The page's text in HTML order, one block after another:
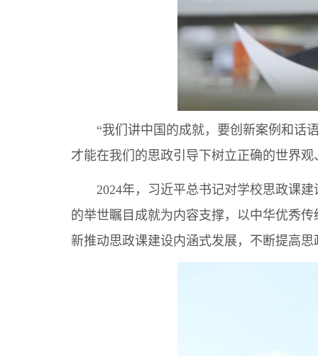
“我们讲中国的成就，要创新案例和话语
才能在我们的思政引导下树立正确的世界
2024年，习近平总书记对学校思政课建
的举世瞩目成就为内容支撑，以中华优秀
新推动思政课建设内涵式发展，不断提高